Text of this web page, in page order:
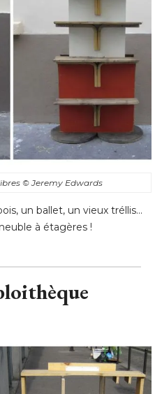
© Jeremy Edwards
un ballet, un vieux tréllis...
à étagères !